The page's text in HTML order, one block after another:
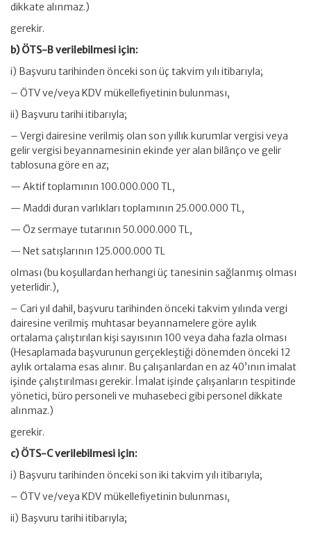
dikkate alınmaz.)
gerekir.
b) ÖTS-B verilebilmesi için:
i) Başvuru tarihinden önceki son üç takvim yılı itibarıyla;
– ÖTV ve/veya KDV mükellefiyetinin bulunması,
ii) Başvuru tarihi itibarıyla;
– Vergi dairesine verilmiş olan son yıllık kurumlar vergisi veya
gelir vergisi beyannamesinin ekinde yer alan bilânço ve gelir
tablosuna göre en az;
— Aktif toplamının 100.000.000 TL,
— Maddi duran varlıkları toplamının 25.000.000 TL,
— Öz sermaye tutarının 50.000.000 TL,
— Net satışlarının 125.000.000 TL
olması (bu koşullardan herhangi üç tanesinin sağlanmış olması
yeterlidir.),
– Cari yıl dahil, başvuru tarihinden önceki takvim yılında vergi
dairesine verilmiş muhtasar beyannamelere göre aylık
ortalama çalıştırılan kişi sayısının 100 veya daha fazla olması
(Hesaplamada başvurunun gerçekleştiği dönemden önceki 12
aylık ortalama esas alınır. Bu çalışanlardan en az 40’ının imalat
işinde çalıştırılması gerekir. İmalat işinde çalışanların tespitinde
yönetici, büro personeli ve muhasebeci gibi personel dikkate
alınmaz.)
gerekir.
c) ÖTS-C verilebilmesi için:
i) Başvuru tarihinden önceki son iki takvim yılı itibarıyla;
– ÖTV ve/veya KDV mükellefiyetinin bulunması,
ii) Başvuru tarihi itibarıyla;